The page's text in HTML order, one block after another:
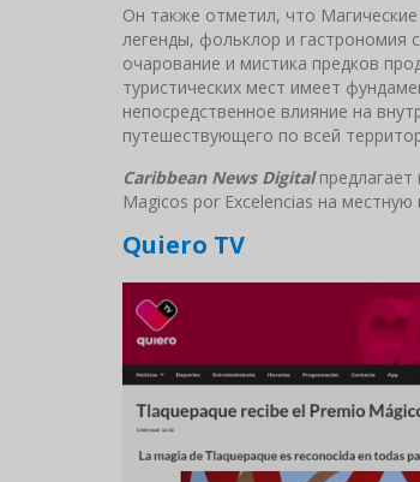
Он также отметил, что
легенды, фольклор и гастрономия
очарование и мистика предков
туристических мест имеет
непосредственное влияние на
путешествующего по всей
Caribbean News Digital
Magicos por Excelencias на местную
Quiero TV